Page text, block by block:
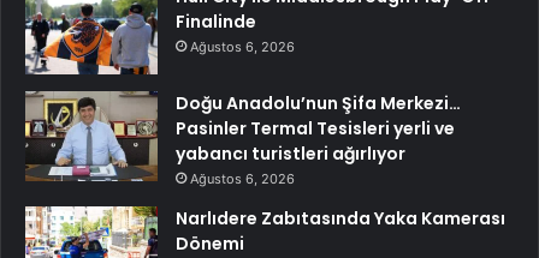
Finalinde
Ağustos 6, 2026
Doğu Anadolu’nun Şifa Merkezi…
Pasinler Termal Tesisleri yerli ve
yabancı turistleri ağırlıyor
Ağustos 6, 2026
Narlıdere Zabıtasında Yaka Kamerası
Dönemi